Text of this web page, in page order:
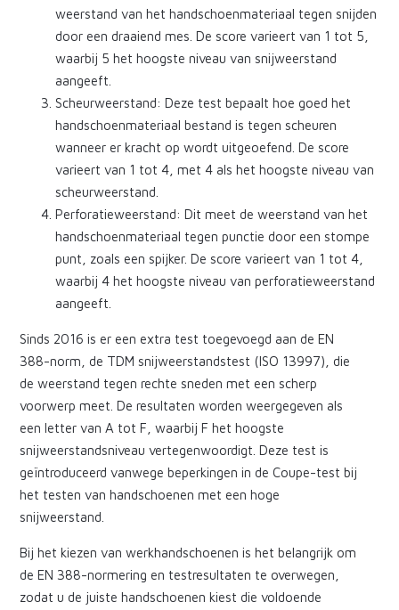
weerstand van het handschoenmateriaal tegen snijden
door een draaiend mes. De score varieert van 1 tot 5,
waarbij 5 het hoogste niveau van snijweerstand
aangeeft.
Scheurweerstand: Deze test bepaalt hoe goed het
handschoenmateriaal bestand is tegen scheuren
wanneer er kracht op wordt uitgeoefend. De score
varieert van 1 tot 4, met 4 als het hoogste niveau van
scheurweerstand.
Perforatieweerstand: Dit meet de weerstand van het
handschoenmateriaal tegen punctie door een stompe
punt, zoals een spijker. De score varieert van 1 tot 4,
waarbij 4 het hoogste niveau van perforatieweerstand
aangeeft.
Sinds 2016 is er een extra test toegevoegd aan de EN
388-norm, de TDM snijweerstandstest (ISO 13997), die
de weerstand tegen rechte sneden met een scherp
voorwerp meet. De resultaten worden weergegeven als
een letter van A tot F, waarbij F het hoogste
snijweerstandsniveau vertegenwoordigt. Deze test is
geïntroduceerd vanwege beperkingen in de Coupe-test bij
het testen van handschoenen met een hoge
snijweerstand.
Bij het kiezen van werkhandschoenen is het belangrijk om
de EN 388-normering en testresultaten te overwegen,
zodat u de juiste handschoenen kiest die voldoende